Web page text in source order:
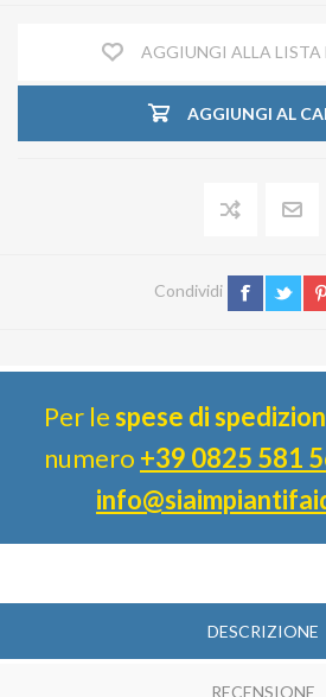
AGGIUNGI ALLA LISTA
AGGIUNGI AL
Condividi
Per lespese di
numero +39 0825 581
DESCRIZIONE
RECENSIONE